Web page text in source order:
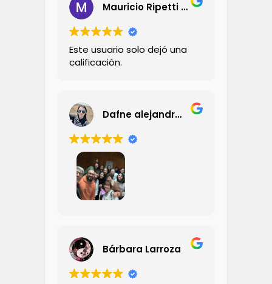
Mauricio Ripetti Silva
Este usuario solo dejó una
calificación.
Dafne alejandra Rojas Navarrete
excelente el profesor nos
ayudo mucho con todas las
dudas que pudimos tener
Bárbara Larroza